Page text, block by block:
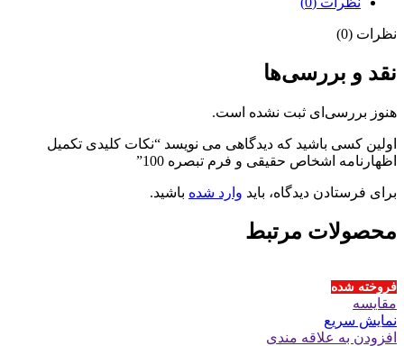
نظرات (0)
نقد و بررسی‌ها
هنوز بررسی‌ای ثبت نشده است.
اولین کسی باشید که دیدگاهی می نویسد “نکات کلیدی تکمیل
اظهارنامه اشخاص حقیقی و فرم تبصره 100”
برای فرستادن دیدگاه، باید وارد شده باشید.
محصولات مرتبط
فروخته شده
مقايسه
نمایش سریع
افزودن به علاقه مندی